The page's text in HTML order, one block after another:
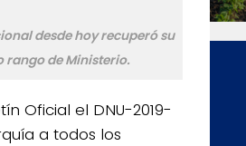
desde hoy recuperó su
rango de Ministerio.
Oficial el DNU-2019-
a todos los